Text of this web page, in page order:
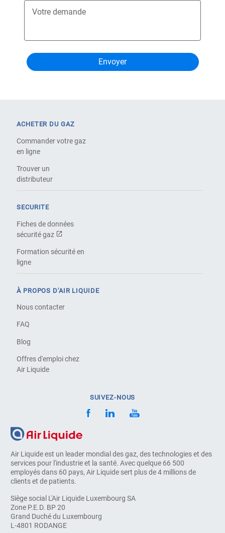
Votre demande
Air Liquide est un leader mondial des gaz, des technologies et des
services pour l'industrie et la santé. Avec quelque 66 500
employés dans 60 pays, Air Liquide sert plus de 4 millions de
clients et de patients.
Siège social L'Air Liquide Luxembourg SA
Zone P.E.D. BP 20
Grand Duché du Luxembourg
L-4801 RODANGE
ACHETER DU GAZ
Commander votre gaz
en ligne
Trouver un
distributeur
SECURITE
Fiches de données
sécurité gaz
Formation sécurité en
ligne
À PROPOS D'AIR LIQUIDE
Nous contacter
FAQ
Blog
Offres d'emploi chez
Air Liquide
SUIVEZ-NOUS